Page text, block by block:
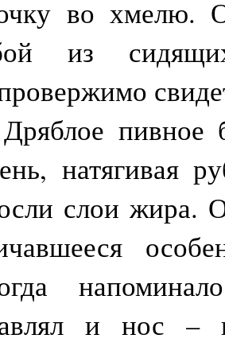
во хмелю.
из
пивное
натягивая
слои жира.
и нос –